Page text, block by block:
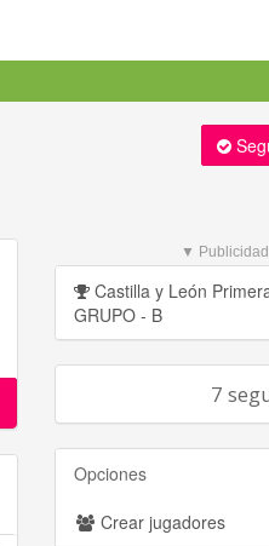
▼
Castilla y León
GRUPO - B
7
Opciones
Crear jugadores